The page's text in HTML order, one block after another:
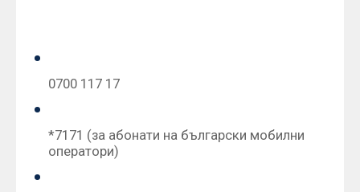
0700 117 17
*7171 (за абонати на български мобилни
оператори)